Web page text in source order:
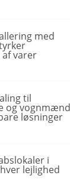
med
varer
til
og vognmænd
løsninger
i
lejlighed